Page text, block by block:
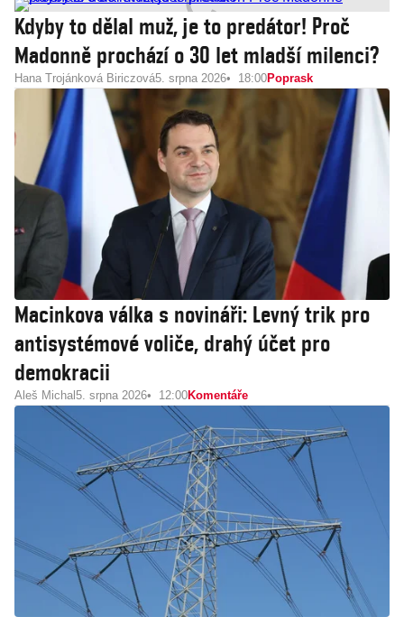
Kdyby to dělal muž, je to predátor! Proč
Madonně prochází o 30 let mladší milenci?
Hana Trojánková Biriczová5. srpna 2026 18:00Poprask
Macinkova válka s novináři: Levný trik pro
antisystémové voliče, drahý účet pro
demokracii
Aleš Michal 5. srpna 2026 12:00Komentáře